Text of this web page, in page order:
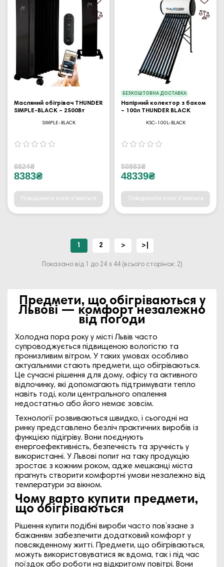
Масляний обігрівач THUNDER
SIMPLE-BLACK – 2500Вт
SIMPLE-BLACK
8824₴
8383₴
Повідомити коли з'явиться
БЕЗКОШТОВНА ДОСТАВКА
Напірний колектор з баком
– 100л THUNDER BLACK
KSC-100L-BLACK
50883₴
48339₴
Повідомити коли з'явиться
1 2 > >|
Показано від 1 до 24 з 44 (всього сторінок: 2)
Предмети, що обігріваються у
Львові — комфорт незалежно
від погоди
Холодна пора року у місті Львів часто
супроводжується підвищеною вологістю та
пронизливим вітром. У таких умовах особливо
актуальними стають предмети, що обігріваються.
Це сучасні рішення для дому, офісу та активного
відпочинку, які допомагають підтримувати тепло
навіть тоді, коли центрального опалення
недостатньо або його немає зовсім.
Технології розвиваються швидко, і сьогодні на
ринку представлено безліч практичних виробів із
функцією підігріву. Вони поєднують
енергоефективність, безпечність та зручність у
використанні. У Львові попит на таку продукцію
зростає з кожним роком, адже мешканці міста
прагнуть створити комфортні умови незалежно від
температури за вікном.
Чому варто купити предмети,
що обігріваються
Рішення купити подібні вироби часто пов’язане з
бажанням забезпечити додатковий комфорт у
повсякденному житті. Предмети, що обігріваються,
можуть використовуватися як вдома, так і під час
поїздок або роботи на відкритому повітрі. Вони